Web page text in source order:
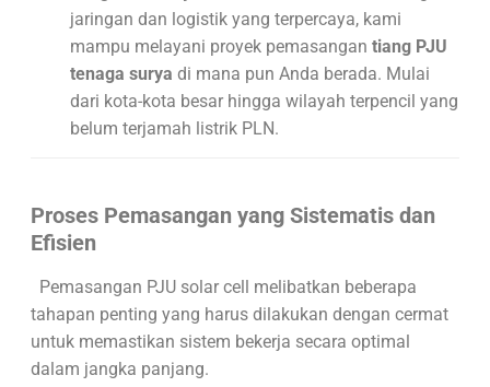
jaringan dan logistik yang terpercaya, kami
mampu melayani proyek pemasangan tiang PJU
tenaga surya di mana pun Anda berada. Mulai
dari kota-kota besar hingga wilayah terpencil yang
belum terjamah listrik PLN.
Proses Pemasangan yang Sistematis dan
Efisien
Pemasangan PJU solar cell melibatkan beberapa
tahapan penting yang harus dilakukan dengan cermat
untuk memastikan sistem bekerja secara optimal
dalam jangka panjang.